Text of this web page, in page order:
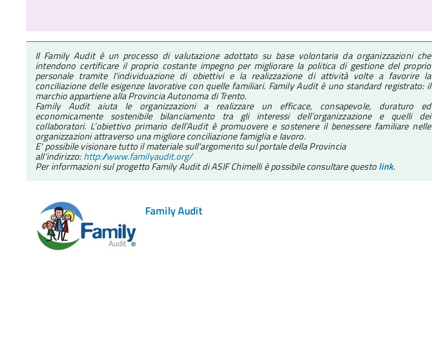
Il Family Audit è un processo di valutazione adottato su base volontaria da organizzazioni che
intendono certificare il proprio costante impegno per migliorare la politica di gestione del proprio
personale tramite l'individuazione di obiettivi e la realizzazione di attività volte a favorire la
conciliazione delle esigenze lavorative con quelle familiari. Family Audit è uno standard registrato: il
marchio appartiene alla Provincia Autonoma di Trento.
Family Audit aiuta le organizzazioni a realizzare un efficace, consapevole, duraturo ed
economicamente sostenibile bilanciamento tra gli interessi dell’organizzazione e quelli dei
collaboratori. L’obiettivo primario dell’Audit è promuovere e sostenere il benessere familiare nelle
organizzazioni attraverso una migliore conciliazione famiglia e lavoro.
E' possibile visionare tutto il materiale sull'argomento sul portale della Provincia
all'indirizzo:http://www.familyaudit.org/
Per informazioni sul progetto Family Audit di ASIF Chimelli è possibile consultare questolink.
Family Audit